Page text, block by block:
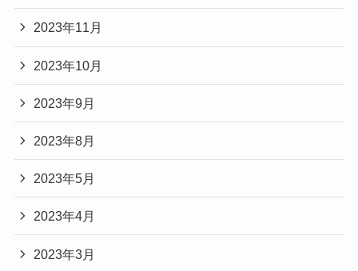
2023年11月
2023年10月
2023年9月
2023年8月
2023年5月
2023年4月
2023年3月